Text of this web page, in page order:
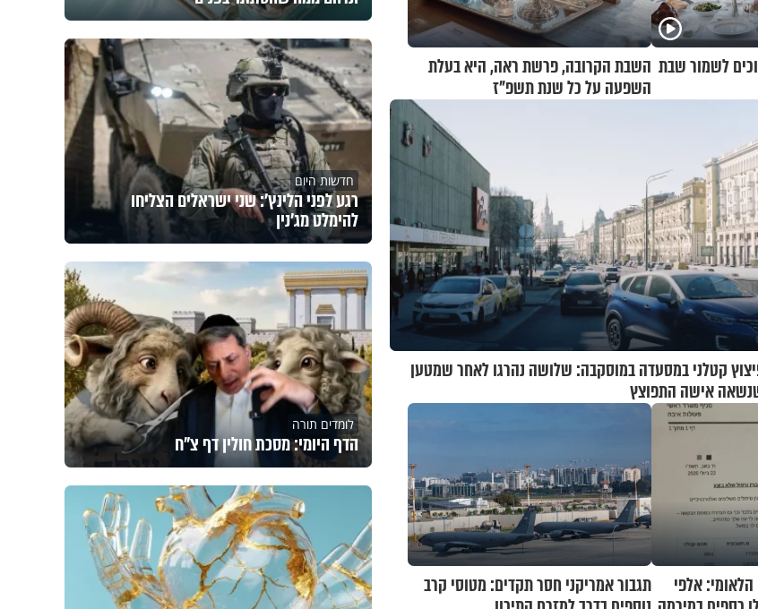
לשמור שבת השבת הקרובה, פרשת ראה, היא בעלת
השפעה על כל שנת תשפ"ז
קטלני במסעדה במוסקבה: שלושה נהרגו לאחר שמטען
אישה התפוצץ
אלפי
תגבור אמריקני חסר תקדים: מטוסי קרב
חדשות היום
רגע לפני הלינץ': שני ישראלים הצליחו
להימלט מג'נין
לומדים תורה
הדף היומי: מסכת חולין דף צ"ח